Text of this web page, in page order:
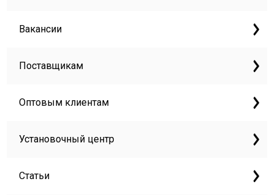
Вакансии
Поставщикам
Оптовым клиентам
Установочный центр
Статьи